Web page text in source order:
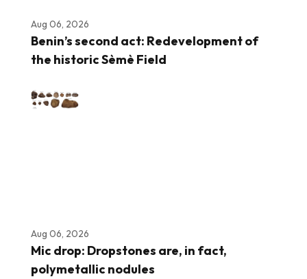
Aug 06, 2026
Benin’s second act: Redevelopment of
the historic Sèmè Field
Aug 06, 2026
Mic drop: Dropstones are, in fact,
polymetallic nodules